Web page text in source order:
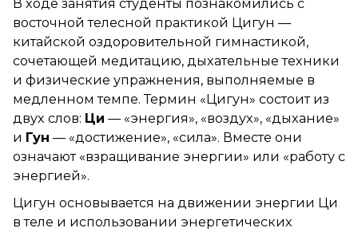
В ходе занятия студенты познакомились с
восточной телесной практикой Цигун —
китайской оздоровительной гимнастикой,
сочетающей медитацию, дыхательные техники
и физические упражнения, выполняемые в
медленном темпе. Термин «Цигун» состоит из
двух слов: Ци — «энергия», «воздух», «дыхание»
и Гун — «достижение», «сила». Вместе они
означают «взращивание энергии» или «работу с
энергией».
Цигун основывается на движении энергии Ци
в теле и использовании энергетических